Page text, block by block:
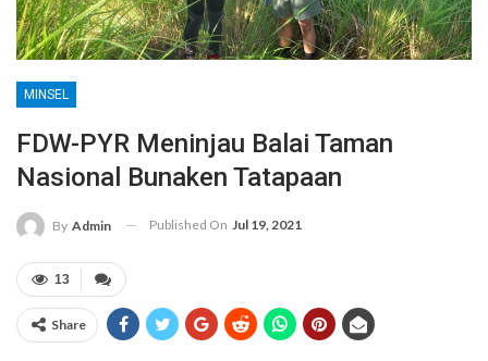
MINSEL
FDW-PYR Meninjau Balai Taman
Nasional Bunaken Tatapaan
By Admin Published On Jul 19, 2021
13
Share